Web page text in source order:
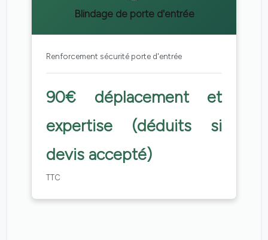
Blindage de porte d'entrée
Renforcement sécurité porte d'entrée
90€ déplacement et
expertise (déduits si
devis accepté)
TTC